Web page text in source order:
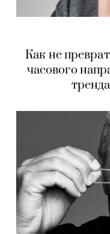
Как не
часового